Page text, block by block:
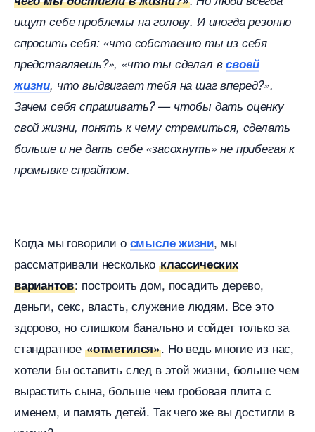
ищут себе проблемы на голову. И иногда резонно
спросить себя: «что собственно ты из себя
представляешь?», «что ты сделалсвоей
жизни, что выдвигает тебя на шаг вперед?».
Зачем себя спрашивать? — чтобы дать оценку
свой жизни, понять к чему стремиться, сделать
ольше и не дать себе «засохнуть» не прибегая к
промывке спрайтом.
Когда мы говорили о смысле жизни, мы
рассматривали несколько классических
арианто: построить дом, посадить дерево,
деньги, секс, власть, служение людям. Все это
здорово, но слишком банально и сойдет только за
стандратное «отметился». Но ведь многие из нас,
хотели бы оставить след в этой жизни, больше чем
ырастить сына, больше чем гробовая плита с
именем, и память детей. Так чего же вы достигли